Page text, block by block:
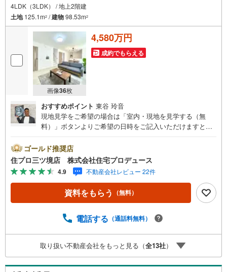
4LDK（3LDK） / 地上2階建
土地125.1m2 /建物98.53m2
画像36枚
4,580万円
成約でもらえる
おすすめポイント 東谷 玲音
現地見学をご希望の場合は「室内・現地を見学する（無
料）」ボタンよりご希望の日時をご記入いただけますとス
アに強い！ 住プロは、大和市・綾瀬市エリアの不動産売買
専門会社です！最新物件情報や当社限定で販売する物件情
報も多数ございますので、お気軽にお問合せ下さい！ -------
------- 弊社独自の住宅ローン提案システム 弊社ではファイ
ナンシャル専門スタッフによる【丁寧な資金アドバイス】
【ファイナンシャルプラン提案書の作成】を随時行ってお
ン残高】【住宅購入者だけが加入できる無料の生命保険】
なる【教育費】住宅を買った後から始まる【住宅ローン返
済】65歳以上から必要になる【老後の費用負担】住宅探し
の【このタイミング】で不安な部分を明確にしていきませ
んか？？ --------------
ゴールド推奨店
住プロ三ツ境店 株式会社住宅プロデュース
4.9 不動産会社レビュー 22件
資料をもらう （無料）
電話する （通話料無料）
取り扱い不動産会社をもっと見る（全13社）